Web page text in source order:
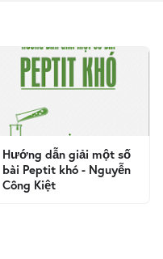
Hướng dẫn giải một số
bài Peptit khó - Nguyễn
Công Kiệt